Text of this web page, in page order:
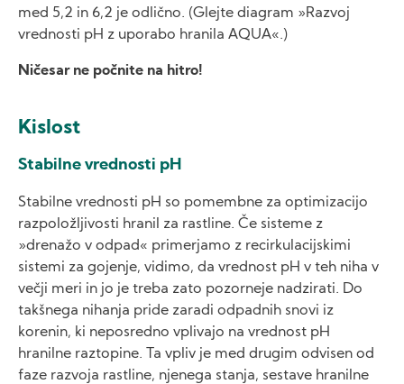
med 5,2 in 6,2 je odlično. (Glejte diagram »Razvoj
vrednosti pH z uporabo hranila AQUA«.)
Ničesar ne počnite na hitro!
Kislost
Stabilne vrednosti pH
Stabilne vrednosti pH so pomembne za optimizacijo
razpoložljivosti hranil za rastline. Če sisteme z
»drenažo v odpad« primerjamo z recirkulacijskimi
sistemi za gojenje, vidimo, da vrednost pH v teh niha v
večji meri in jo je treba zato pozorneje nadzirati. Do
takšnega nihanja pride zaradi odpadnih snovi iz
korenin, ki neposredno vplivajo na vrednost pH
hranilne raztopine. Ta vpliv je med drugim odvisen od
faze razvoja rastline, njenega stanja, sestave hranilne